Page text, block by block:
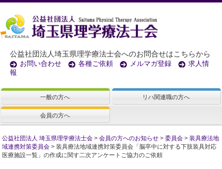
公益社団法人埼玉県理学療法士会へのお問合せはこちらから
お問い合わせ 各種ご依頼 メルマガ登録
求人情
報
一般の方へ リハ関連職の方へ
会員の方へ
公益社団法人 埼玉県理学療法士会 >会員の方へのお知らせ >委員会 >装具療法地
域連携対策委員会 >装具療法地域連携対策委員会「脳卒中に対する下肢装具対応
医療施設一覧」の作成に関す二次アンケートご協力のご依頼